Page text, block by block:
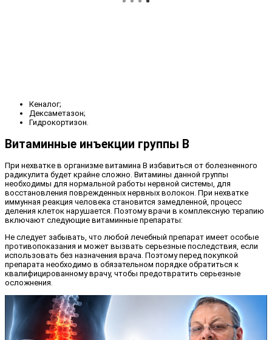
Кеналог;
Дексаметазон;
Гидрокортизон.
Витаминные инъекции группы В
При нехватке в организме витамина В избавиться от болезненного
радикулита будет крайне сложно. Витамины данной группы
необходимы для нормальной работы нервной системы, для
восстановления поврежденных нервных волокон. При нехватке
иммунная реакция человека становится замедленной, процесс
деления клеток нарушается. Поэтому врачи в комплексную терапию
включают следующие витаминные препараты:
Не следует забывать, что любой лечебный препарат имеет особые
противопоказания и может вызвать серьезные последствия, если
использовать без назначения врача. Поэтому перед покупкой
препарата необходимо в обязательном порядке обратиться к
квалифицированному врачу, чтобы предотвратить серьезные
осложнения.